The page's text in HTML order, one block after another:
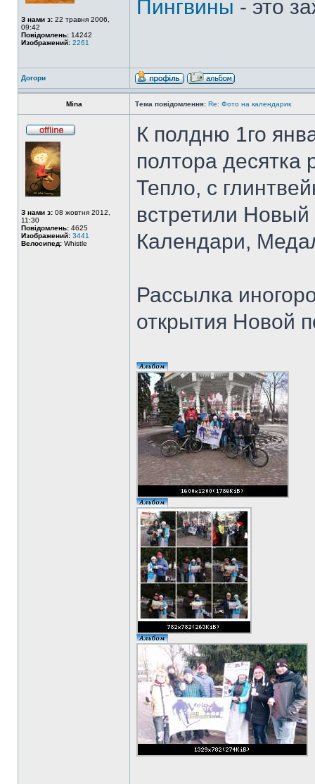
З нами з: 22 травня 2006,
09:42
Повідомлень: 14242
Изображений: 2261
Пингвины - это
Догори
Mina Тема повідомлення: Re: Фото на календарик
З нами з: 08 жовтня 2012,
11:30
Повідомлень: 4625
Изображений: 3441
Велосипед: Whistle
К полдню 1го
полтора десятка
Тепло, с
встретили Новый
Календари,
Рассылка
открытия Новой